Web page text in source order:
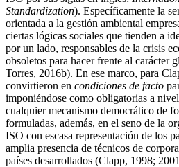
Standardization). Específicamente la
orientada a la gestión ambiental
ciertas lógicas sociales que tienden a
por un lado, responsables de la crisis
obsoletos para hacer frente al carácter
Torres, 2016b). En ese marco, para
convirtieron en condiciones de facto
imponiéndose como obligatorias a
cualquier mecanismo democrático de
formuladas, además, en el seno de la
ISO con escasa representación de los
amplia presencia de técnicos de
países desarrollados (Clapp, 1998;